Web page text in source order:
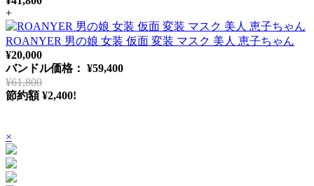
+
ROANYER 男の娘 女装 仮面 変装 マスク 美人 恵子ちゃん
¥20,000
バンドル価格： ¥59,400
¥61,800
節約額 ¥2,400!
×